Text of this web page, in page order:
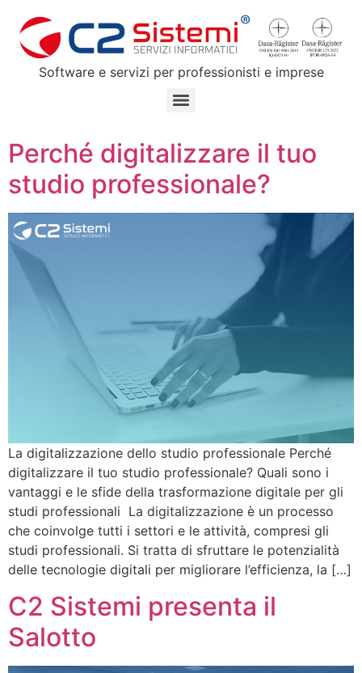
Software e servizi per professionisti e imprese
Perché digitalizzare il tuo
studio professionale?
La digitalizzazione dello studio professionale Perché
digitalizzare il tuo studio professionale? Quali sono i
vantaggi e le sfide della trasformazione digitale per gli
studi professionali La digitalizzazione è un processo
che coinvolge tutti i settori e le attività, compresi gli
studi professionali. Si tratta di sfruttare le potenzialità
delle tecnologie digitali per migliorare l’efficienza, la […]
C2 Sistemi presenta il
Salotto